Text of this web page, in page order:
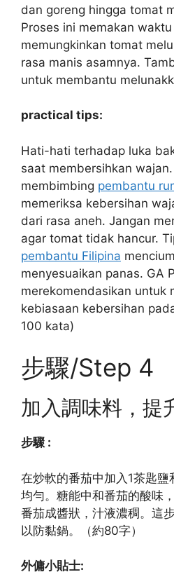
dan goreng hingga tomat
Proses ini memakan
memungkinkan tomat
rasa manis asamnya.
untuk membantu
practical tips:
Hati-hati terhadap luka
saat membersihkan
membimbing pembantu
memeriksa kebersihan
dari rasa aneh. Jangan
agar tomat tidak hancur.
pembantu Filipina
menyesuaikan panas. GA
merekomendasikan untuk
kebiasaan kebersihan
100 kata)
步驟/Step 4
加入調味料，提
步驟 :
在炒軟的番茄中加入1茶匙鹽
均勻。糖能中和番茄的酸味
番茄成醬狀，汁液濃稠。這
以防黏鍋。（約80字）
外傭小貼士: